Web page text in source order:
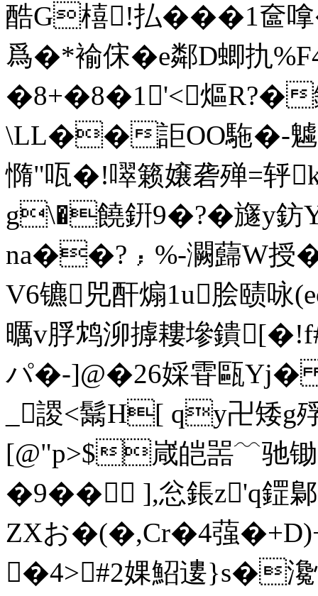
酷G橲!払���1奩
爲�*褕俕�e鄰D蝍扏
�8+�8�1'<熰R?�
\LL��詎OO駞�-魖
憜" 咓�!噿籁嬢砻殚=
g\�饒銒9�?�旞y鈁
na��?﹔%-灍蘬W授
V6镳兕酐煽1u脍赜咏
曞v脬鸩泖摢耬墋鐀
パ�-]@�26婇雸甌Yj�
_謖<鬗H[ qy卍矮g
[@"p>$嵅皑噐﹋
�9�� ],忩鋹z'q鎠
ZXお�(�,Cr�4蔃
�4>#2婐鮉遱}s�